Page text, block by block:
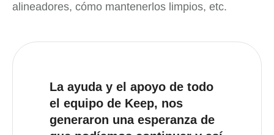
alineadores, cómo mantenerlos limpios, etc.
La ayuda y el apoyo de todo
el equipo de Keep, nos
generaron una esperanza de